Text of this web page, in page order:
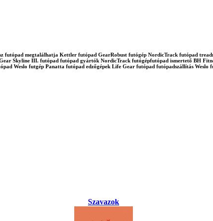
futópad megtalálhatja Kettler futópad GearRobust futógép NordicTrack futópad
Skyline III. futópad futópad gyártók NordicTrack futógépfutópad ismertető BH
Weslo futgép Panatta futópad edzőgépek Life Gear futópad futópadszállítás
Szavazok